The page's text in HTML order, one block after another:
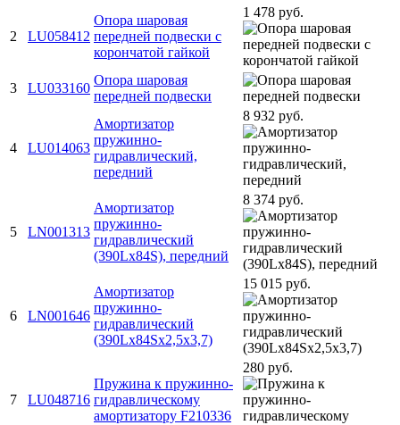
2 LU058412
Опора шаровая
передней подвески с
корончатой гайкой
1 478 руб.
3 LU033160
Опора шаровая
передней подвески
4 LU014063
Амортизатор
пружинно-
гидравлический,
передний
8 932 руб.
5 LN001313
Амортизатор
пружинно-
гидравлический
(390Lх84S), передний
8 374 руб.
6 LN001646
Амортизатор
пружинно-
гидравлический
(390Lx84Sx2,5x3,7)
15 015 руб.
7 LU048716
Пружина к пружинно-
гидравлическому
амортизатору F210336
280 руб.